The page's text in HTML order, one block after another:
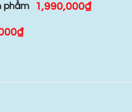
phẩm 1,990,000₫